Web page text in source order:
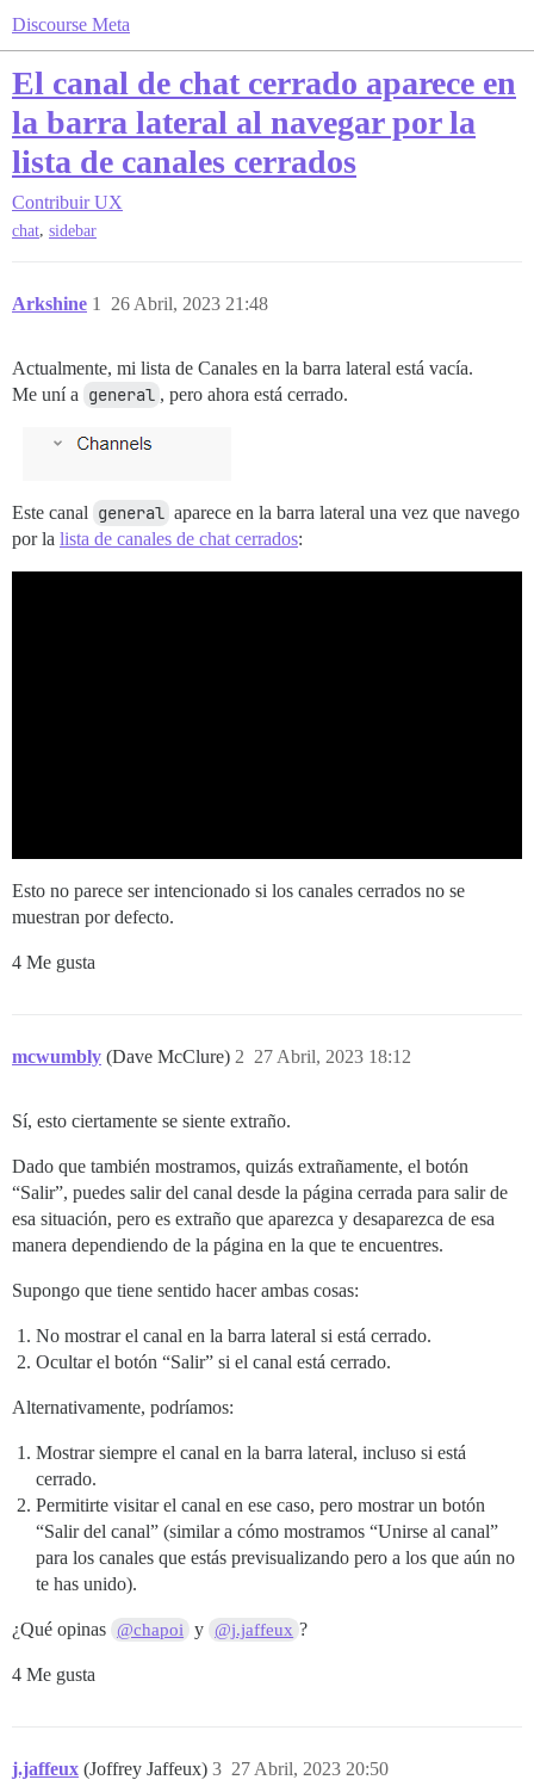
Discourse Meta
El canal de chat cerrado aparece en
la barra lateral al navegar por la
lista de canales cerrados
Contribuir UX
chat, sidebar
Arkshine 26 Abril, 2023 21:48
1
Actualmente, mi lista de Canales en la barra lateral está vacía.
Me uní a general , pero ahora está cerrado.
Este canal general aparece en la barra lateral una vez que navego
por la lista de canales de chat cerrados:
Esto no parece ser intencionado si los canales cerrados no se
muestran por defecto.
4 Me gusta
mcwumbly (Dave McClure) 27 Abril, 2023 18:12
2
Sí, esto ciertamente se siente extraño.
Dado que también mostramos, quizás extrañamente, el botón
“Salir”, puedes salir del canal desde la página cerrada para salir de
esa situación, pero es extraño que aparezca y desaparezca de esa
manera dependiendo de la página en la que te encuentres.
Supongo que tiene sentido hacer ambas cosas:
No mostrar el canal en la barra lateral si está cerrado.
Ocultar el botón “Salir” si el canal está cerrado.
Alternativamente, podríamos:
Mostrar siempre el canal en la barra lateral, incluso si está
cerrado.
Permitirte visitar el canal en ese caso, pero mostrar un botón
“Salir del canal” (similar a cómo mostramos “Unirse al canal”
para los canales que estás previsualizando pero a los que aún no
te has unido).
¿Qué opinas @chapoi y @j.jaffeux ?
4 Me gusta
j.jaffeux (Joffrey Jaffeux) 27 Abril, 2023 20:50
3